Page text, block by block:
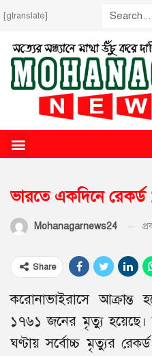
[gtranslate]
ভারতে একদিনে
Mohanagarnews24
Share
করোনাভাইরাসে
১৭৬১ জনের মৃত্যু হয়েছে।
ঘণ্টায় সর্বোচ্চ মৃত্যুর